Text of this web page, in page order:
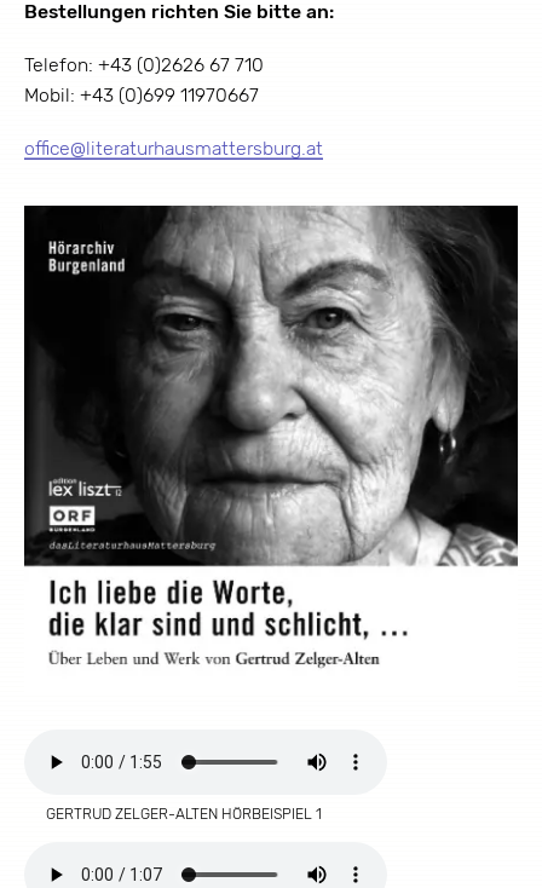
Bestellungen richten Sie bitte an:
Telefon: +43 (0)2626 67 710
Mobil: +43 (0)699 11970667
office@literaturhausmattersburg.at
GERTRUD ZELGER-ALTEN HÖRBEISPIEL 1